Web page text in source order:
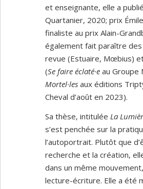
et enseignante, elle a publié
Quartanier, 2020; prix
finaliste au prix Alain-
également fait paraître
revue (Estuaire, Mœbius)
(Se faire éclaté·e au Groupe
Mortel·les aux éditions
Cheval d’août en 2023).
Sa thèse, intitulée La
s’est penchée sur la
l’autoportrait. Plutôt que
recherche et la création,
dans un même
lecture-écriture. Elle a été